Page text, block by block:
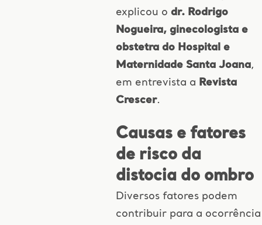
explicou o dr. Rodrigo
Nogueira, ginecologista e
obstetra do Hospital e
Maternidade Santa Joana,
em entrevista a
Revista
Crescer.
Causas e fatores
de risco da
distocia do ombro
Diversos fatores podem
contribuir para a ocorrência